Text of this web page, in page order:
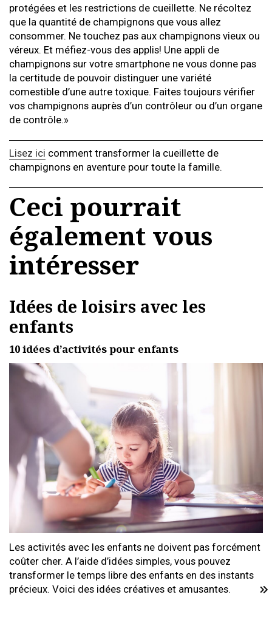
protégées et les restrictions de cueillette. Ne récoltez
que la quantité de champignons que vous allez
consommer. Ne touchez pas aux champignons vieux ou
véreux. Et méfiez-vous des applis! Une appli de
champignons sur votre smartphone ne vous donne pas
la certitude de pouvoir distinguer une variété
comestible d’une autre toxique. Faites toujours vérifier
vos champignons auprès d’un contrôleur ou d’un organe
de contrôle.»
Lisez ici comment transformer la cueillette de
champignons en aventure pour toute la famille.
Ceci pourrait
également vous
intéresser
Idées de loisirs avec les
enfants
10 idées d’activités pour enfants
Les activités avec les enfants ne doivent pas forcément
coûter cher. A l’aide d’idées simples, vous pouvez
transformer le temps libre des enfants en des instants
précieux. Voici des idées créatives et amusantes.